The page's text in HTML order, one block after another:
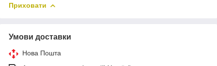
Приховати
Умови доставки
Нова Пошта